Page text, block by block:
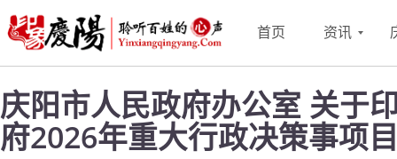
首页 资讯
庆阳市人民政府办公室 关于
府2026年重大行政决策事项